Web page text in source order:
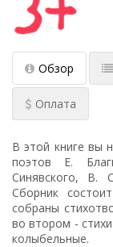
Обзор
Оплата
В этой книге вы
поэтов Е.
Синявского, В.
Сборник
собраны
во втором -
колыбельные.